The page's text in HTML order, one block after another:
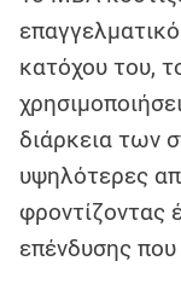
κατόχου του,
διάρκεια των
υψηλότερες
φροντίζοντας
επένδυσης